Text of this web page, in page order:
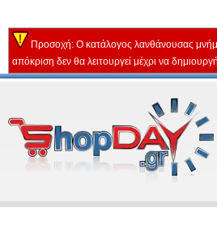
Προσοχή: Ο κατάλογος λανθάνουσας
απόκριση δεν θα λειτουργεί μέχρι να